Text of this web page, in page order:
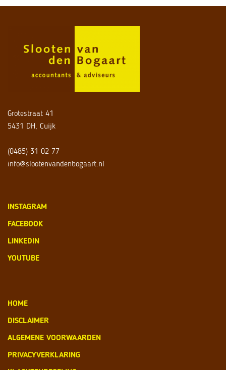
Grotestraat 41
5431 DH, Cuijk
(0485) 31 02 77
info@slootenvandenbogaart.nl
INSTAGRAM
FACEBOOK
LINKEDIN
YOUTUBE
HOME
DISCLAIMER
ALGEMENE VOORWAARDEN
PRIVACYVERKLARING